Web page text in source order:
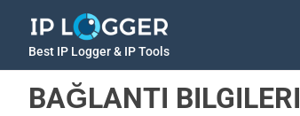
Best IP Logger & IP Tools
BAĞLANTI BILGILERI